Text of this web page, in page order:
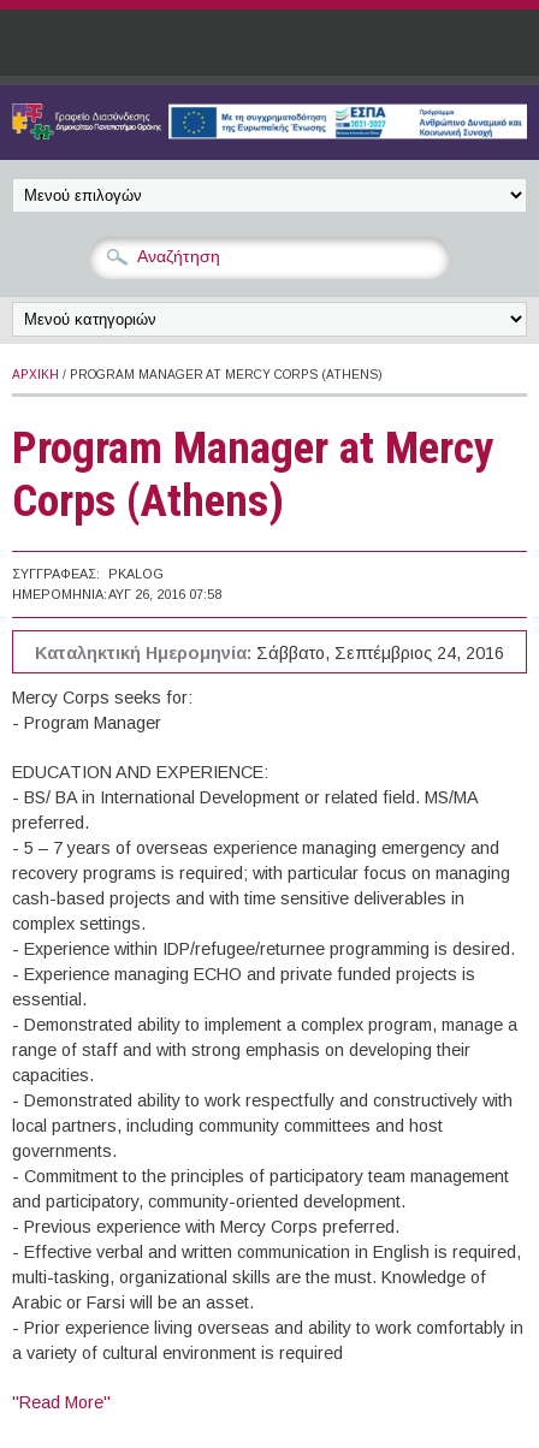
Παράκαμψη προς το κυρίως περιεχόμενο
ΑΡΧΙΚΉ / PROGRAM MANAGER AT MERCY CORPS (ATHENS)
Program Manager at Mercy
Corps (Athens)
ΣΥΓΓΡΑΦΈΑΣ:
PKALOG
ΗΜΕΡΟΜΗΝΊΑ:ΑΥΓ 26, 2016 07:58
Καταληκτική Ημερομηνία: Σάββατο, Σεπτέμβριος 24, 2016
Mercy Corps seeks for:
- Program Manager
EDUCATION AND EXPERIENCE:
- BS/ BA in International Development or related field. MS/MA
preferred.
- 5 – 7 years of overseas experience managing emergency and
recovery programs is required; with particular focus on managing
cash-based projects and with time sensitive deliverables in
complex settings.
- Experience within IDP/refugee/returnee programming is desired.
- Experience managing ECHO and private funded projects is
essential.
- Demonstrated ability to implement a complex program, manage a
range of staff and with strong emphasis on developing their
capacities.
- Demonstrated ability to work respectfully and constructively with
local partners, including community committees and host
governments.
- Commitment to the principles of participatory team management
and participatory, community-oriented development.
- Previous experience with Mercy Corps preferred.
- Effective verbal and written communication in English is required,
multi-tasking, organizational skills are the must. Knowledge of
Arabic or Farsi will be an asset.
- Prior experience living overseas and ability to work comfortably in
a variety of cultural environment is required
"Read More"